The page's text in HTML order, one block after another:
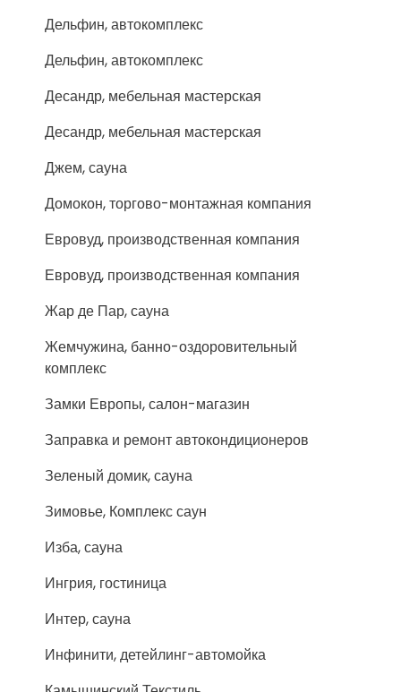
Дельфин, автокомплекс
Дельфин, автокомплекс
Десандр, мебельная мастерская
Десандр, мебельная мастерская
Джем, сауна
Домокон, торгово-монтажная компания
Евровуд, производственная компания
Евровуд, производственная компания
Жар де Пар, сауна
Жемчужина, банно-оздоровительный
комплекс
Замки Европы, салон-магазин
Заправка и ремонт автокондиционеров
Зеленый домик, сауна
Зимовье, Комплекс саун
Изба, сауна
Ингрия, гостиница
Интер, сауна
Инфинити, детейлинг-автомойка